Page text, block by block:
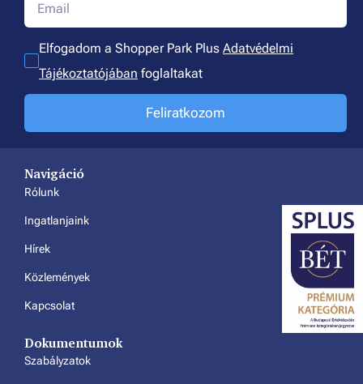
Navigáció
Rólunk
Ingatlanjaink
Hírek
Közlemények
Kapcsolat
Dokumentumok
Szabályzatok
Elfogadom a Shopper Park Plus Adatvédelmi
Tájékoztatójában foglaltakat
Feliratkozom